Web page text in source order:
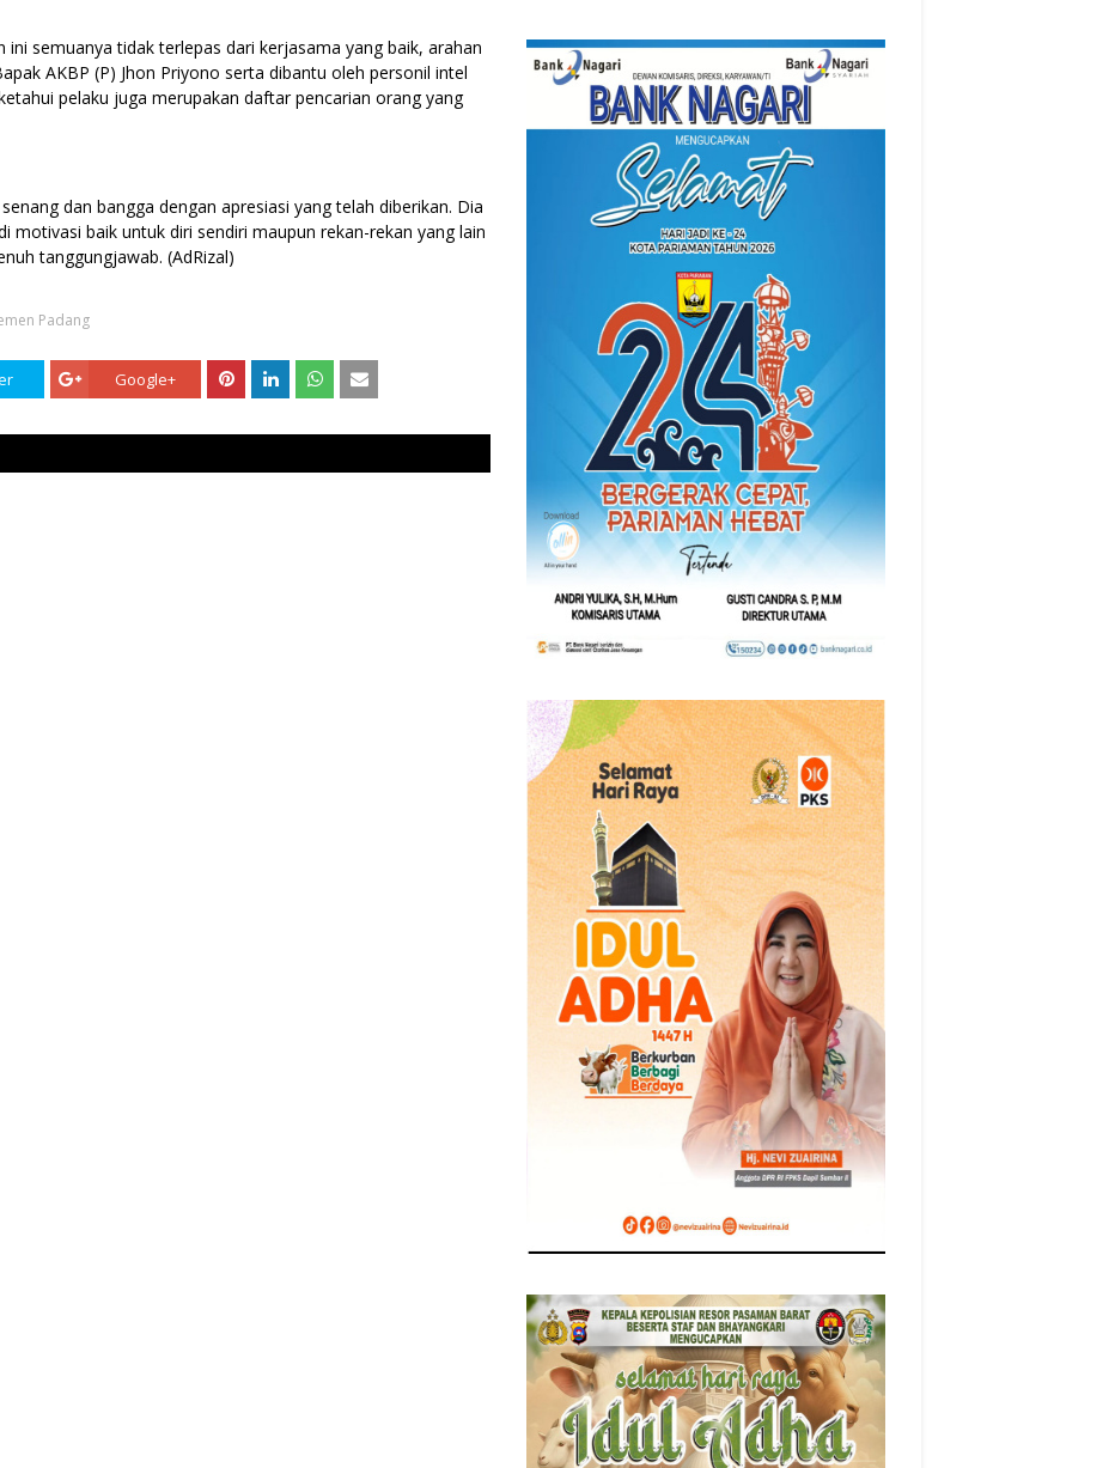
ini semuanya tidak terlepas dari kerjasama yang baik, arahan
AKBP (P) Jhon Priyono serta dibantu oleh personil intel
pelaku juga merupakan daftar pencarian orang yang
dan bangga dengan apresiasi yang telah diberikan. Dia
motivasi baik untuk diri sendiri maupun rekan-rekan yang lain
tanggungjawab. (AdRizal)
Padang
Google+